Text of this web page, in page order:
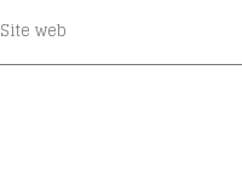
Site web